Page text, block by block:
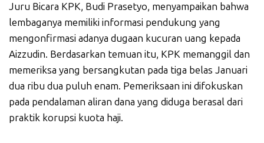
Juru Bicara KPK, Budi Prasetyo, menyampaikan bahwa
lembaganya memiliki informasi pendukung yang
mengonfirmasi adanya dugaan kucuran uang kepada
Aizzudin. Berdasarkan temuan itu, KPK memanggil dan
memeriksa yang bersangkutan pada tiga belas Januari
dua ribu dua puluh enam. Pemeriksaan ini difokuskan
pada pendalaman aliran dana yang diduga berasal dari
praktik korupsi kuota haji.